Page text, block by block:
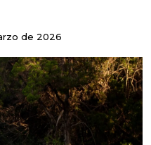
de 2026